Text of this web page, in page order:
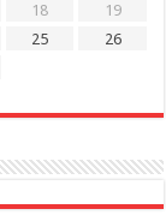
18
19
25
26